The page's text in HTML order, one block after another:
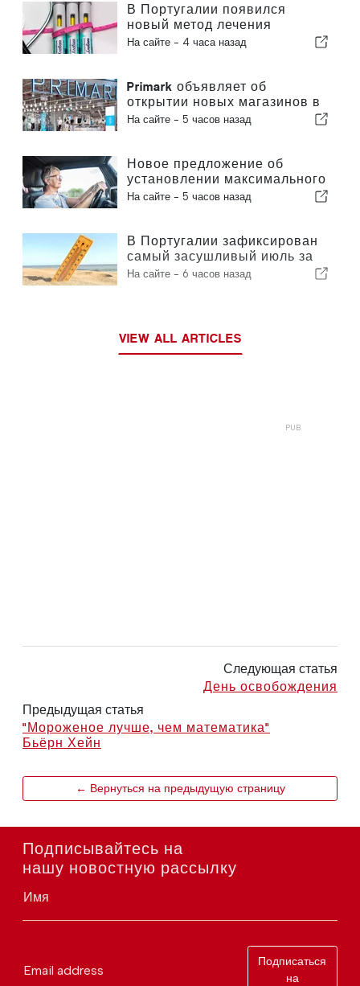
В Португалии появился
новый метод лечения
ожирения
На сайте - 4 часа назад
Primark объявляет об
открытии новых магазинов в
Португалии
На сайте - 5 часов назад
Новое предложение об
установлении максимального
возраста для вождения
На сайте - 5 часов назад
В Португалии зафиксирован
самый засушливый июль за
столетие
На сайте - 6 часов назад
VIEW ALL ARTICLES
Следующая статья
День освобождения
Предыдущая статья
"Мороженое лучше, чем математика"
Бьёрн Хейн
← Вернуться на предыдущую страницу
Подписывайтесь на
нашу новостную рассылку
Имя
Email address
Подписаться
на